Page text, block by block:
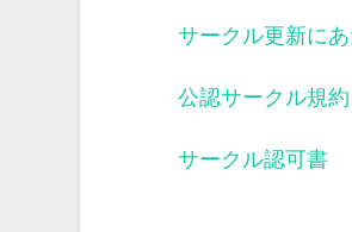
サークル更新に
公認サークル規約
サークル認可書